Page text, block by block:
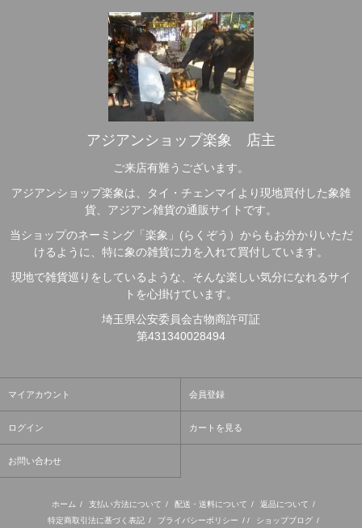
アジアンショップ楽象 店主
ご来店有難うございます。
アジアンショップ楽象は、タイ・チェンマイより現地買付した象雑
貨、アジアン雑貨の通販サイトです。
当ショップのネーミング「楽象」(らくぞう）からもお分かりいただ
けるように、特に象の雑貨に力を入れて買付しています。
現地で雑貨巡りをしているような、そんな楽しい気分になれるサイ
トを心掛けています。
埼玉県公安委員会古物商許可証
第431340028494
マイアカウント 会員登録
ログイン カートを見る
お問い合わせ
ホーム / 支払い方法について / 配送・送料について / 返品について /
特定商取引法に基づく表記 / プライバシーポリシー / / ショップブログ /